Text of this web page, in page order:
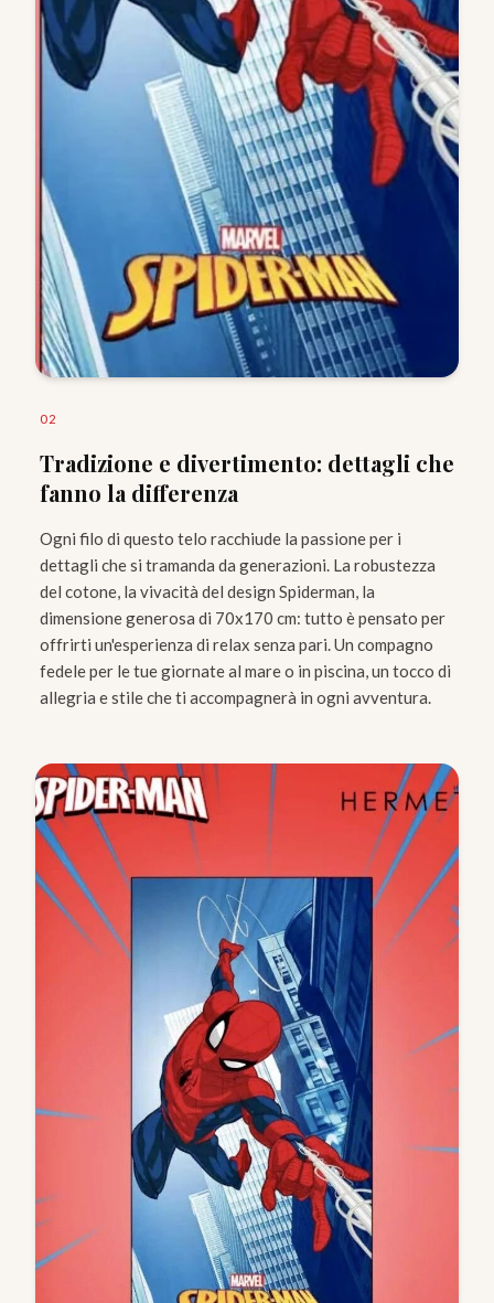
02
Tradizione e divertimento: dettagli che
fanno la differenza
Ogni filo di questo telo racchiude la passione per i
dettagli che si tramanda da generazioni. La robustezza
del cotone, la vivacità del design Spiderman, la
dimensione generosa di 70x170 cm: tutto è pensato per
offrirti un'esperienza di relax senza pari. Un compagno
fedele per le tue giornate al mare o in piscina, un tocco di
allegria e stile che ti accompagnerà in ogni avventura.